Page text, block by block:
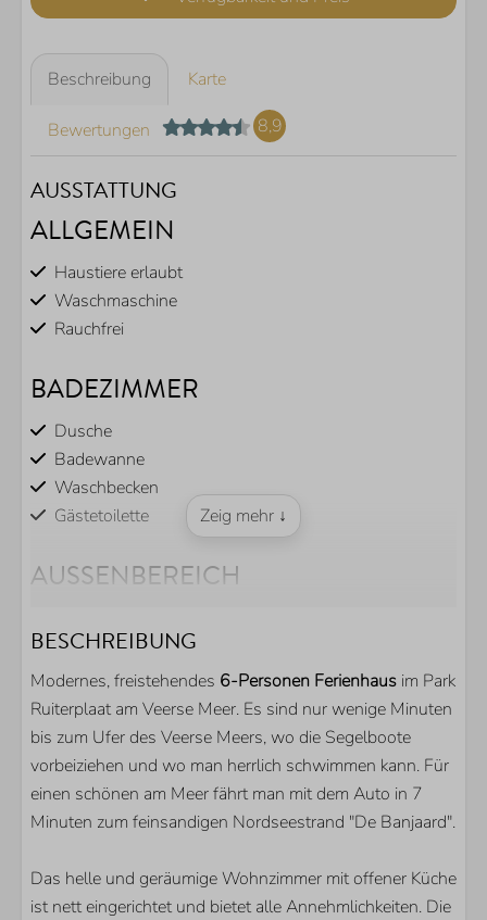
Beschreibung Karte
Bewertungen 8,9
AUSSTATTUNG
ALLGEMEIN
Haustiere erlaubt
Waschmaschine
Rauchfrei
BADEZIMMER
Dusche
Badewanne
Waschbecken
Gästetoilette
AUSSENBEREICH
Garten
Geschützter Hinterhof
Terrasse
Überdachte Terrasse
KÜCHE
Kühlschrank
Geschirrspülmaschine
Zeig mehr ↓
BESCHREIBUNG
Modernes, freistehendes 6-Personen Ferienhaus im Park
Ruiterplaat am Veerse Meer. Es sind nur wenige Minuten
bis zum Ufer des Veerse Meers, wo die Segelboote
vorbeiziehen und wo man herrlich schwimmen kann. Für
einen schönen am Meer fährt man mit dem Auto in 7
Minuten zum feinsandigen Nordseestrand "De Banjaard".
Das helle und geräumige Wohnzimmer mit offener Küche
ist nett eingerichtet und bietet alle Annehmlichkeiten. Die